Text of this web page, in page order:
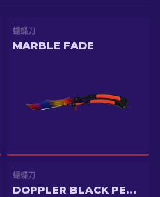
蝴蝶刀
MARBLE FADE
蝴蝶刀
DOPPLER BLACK PEARL